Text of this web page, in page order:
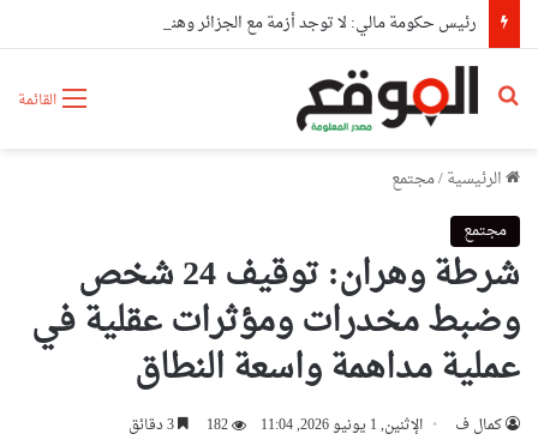
القائمة بحث عن
الرئيسية/مجتمع
مجتمع
شرطة وهران: توقيف 24 شخص
وضبط مخدرات ومؤثرات عقلية في
عملية مداهمة واسعة النطاق
كمال ف الإثنين, 1 يونيو 2026, 11:04 182